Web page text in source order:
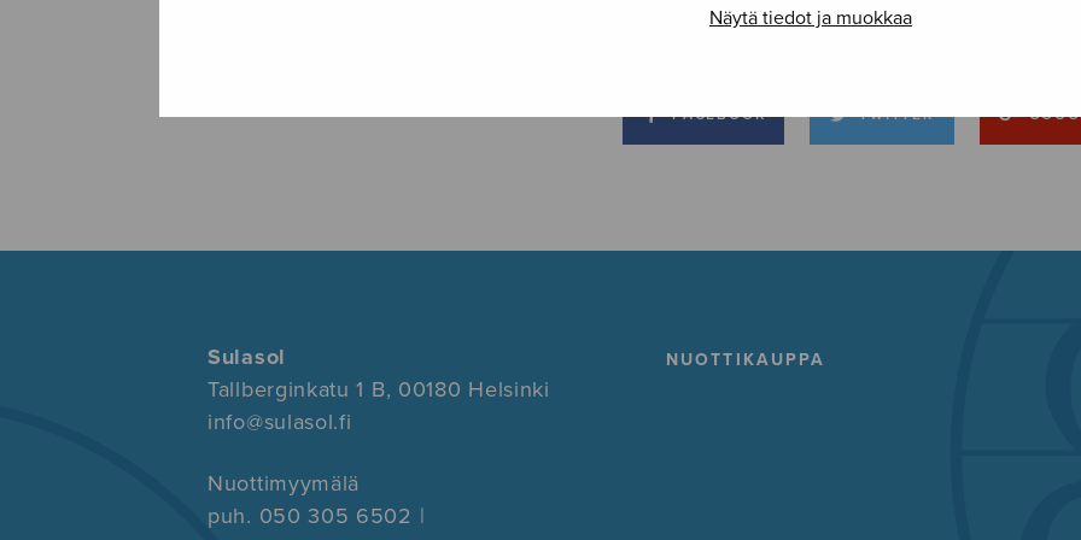
Näytä tiedot ja muokkaa
FACEBOOK TWITTER
Sulasol
Tallberginkatu 1 B, 00180 Helsinki
info@sulasol.fi
Nuottimyymälä
puh. 050 305 6502 |
NUOTTIKAUPPA